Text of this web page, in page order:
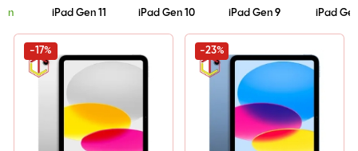
iPad Gen iPad Gen 11 iPad Gen 10 iPad Gen 9
-17% -23%